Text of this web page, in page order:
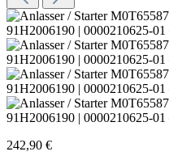
242,90 €